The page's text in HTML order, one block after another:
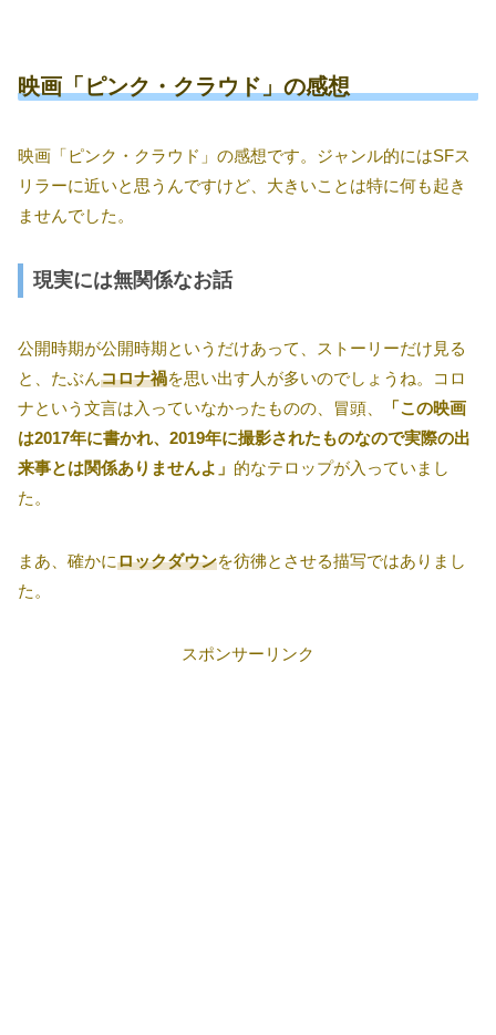
映画「ピンク・クラウド」の感想
映画「ピンク・クラウド」の感想です。ジャンル的にはSFス
リラーに近いと思うんですけど、大きいことは特に何も起き
ませんでした。
現実には無関係なお話
公開時期が公開時期というだけあって、ストーリーだけ見る
と、たぶんコロナ禍を思い出す人が多いのでしょうね。コロ
ナという文言は入っていなかったものの、冒頭、
「この映画
は2017年に書かれ、2019年に撮影されたものなので実際の出
来事とは関係ありませんよ」 的なテロップが入っていまし
た。
まあ、確かにロックダウンを彷彿とさせる描写ではありまし
た。
スポンサーリンク